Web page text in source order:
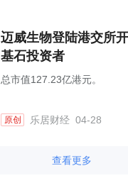
迈威生物登陆港交所
基石投资者
总市值127.23亿港元。
原创 乐居财经 04-28
查看更多